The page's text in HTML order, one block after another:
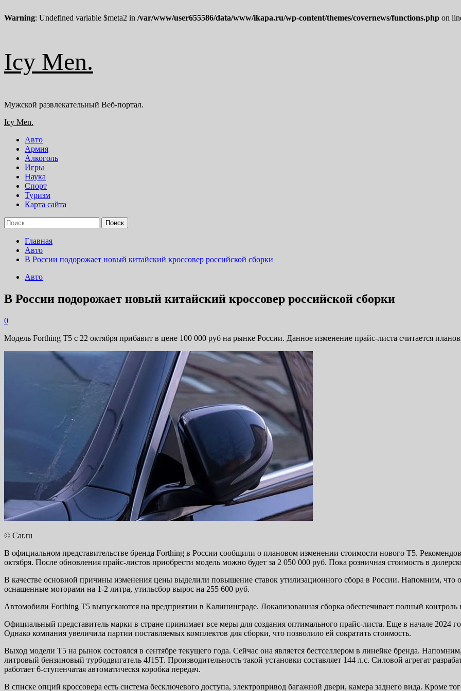
Warning: Undefined variable $meta2 in /var/www/user655586/data/www/ikapa.ru/wp-content/themes/covernews/functions.php on
содержимому
Icy Men.
Мужской развлекательный Веб-портал.
Основное
Icy Men.
Авто
Армия
Алкоголь
Игры
Наука
Спорт
Туризм
Карта сайта
Найти:
Главная
Авто
В России подорожает новый китайский кроссовер российской сборки
Авто
В России подорожает новый китайский кроссовер российской сборки
0
Модель Forthing T5 с 22 октября прибавит в цене 100 000 руб на рынке России. Данное изменение прайс-листа считается
© Car.ru
В официальном представительстве бренда Forthing в России сообщили о плановом изменении стоимости нового T5.
октября. После обновления прайс-листов приобрести модель можно будет за 2 050 000 руб. Пока розничная стоимость в
В качестве основной причины изменения цены выделили повышение ставок утилизационного сбора в России. Напомним, что
оснащенные моторами на 1-2 литра, утильсбор вырос на 255 600 руб.
Автомобили Forthing T5 выпускаются на предприятии в Калининграде. Локализованная сборка обеспечивает полный
Официальный представитель марки в стране принимает все меры для создания оптимального прайс-листа. Еще в начале 2024
Однако компания увеличила партии поставляемых комплектов для сборки, что позволило ей сократить стоимость.
Выход модели T5 на рынок состоялся в сентябре текущего года. Сейчас она является бестселлером в линейке бренда.
литровый бензиновый турбодвигатель 4J15T. Производительность такой установки составляет 144 л.с. Силовой агрегат
работает 6-ступенчатая автоматическя коробка передач.
В списке опций кроссовера есть система бесключевого доступа, электропривод багажной двери, камера заднего вида. Кроме